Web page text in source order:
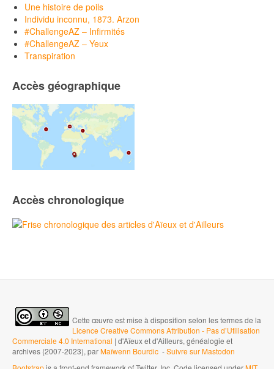
Une histoire de poils
Individu inconnu, 1873. Arzon
#ChallengeAZ – Infirmités
#ChallengeAZ – Yeux
Transpiration
Accès géographique
Accès chronologique
Cette œuvre est mise à disposition selon les termes de la
Licence Creative Commons Attribution - Pas d’Utilisation
Commerciale 4.0 International | d'Aïeux et d'Ailleurs, généalogie et
archives (2007-2023), parMaïwenn Bourdic -Suivre sur Mastodon